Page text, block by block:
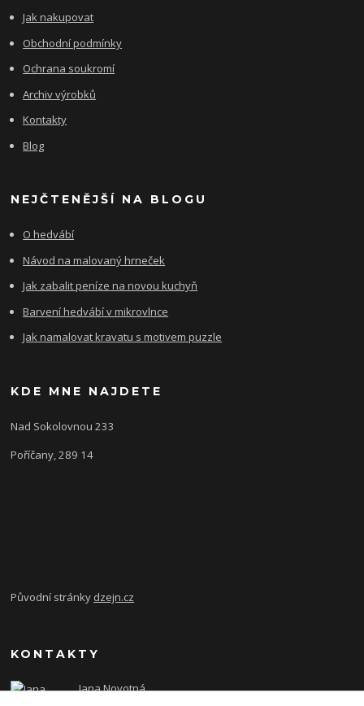
Jak nakupovat
Obchodní podmínky
Ochrana soukromí
Archiv výrobků
Kontakty
Blog
NEJČTENĚJŠÍ NA BLOGU
O hedvábí
Návod na malovaný hrneček
Jak zabalit peníze na novou kuchyň
Barvení hedvábí v mikrovlnce
Jak namalovat kravatu s motivem puzzle
KDE MNE NAJDETE
Nad Sokolovnou 233
Poříčany, 289 14
Původní stránky dzejn.cz
KONTAKTY
Jana Novotná